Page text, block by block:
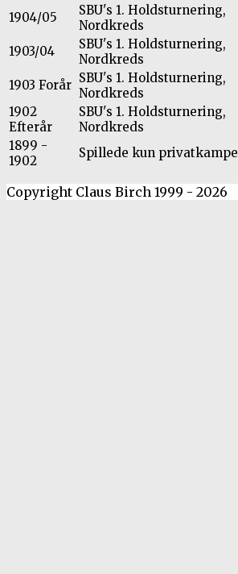
1904/05
SBU's 1. Holdsturnering,
Nordkreds
1903/04
SBU's 1. Holdsturnering,
Nordkreds
1903 Forår SBU's 1. Holdsturnering,
Nordkreds
1902
Efterår
SBU's 1. Holdsturnering,
Nordkreds
1899 -
1902
Spillede kun privatkampe
Copyright Claus Birch 1999 - 2026